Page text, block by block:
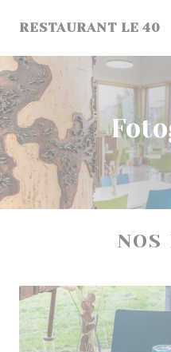
RESTAURANT LE 40
NOS